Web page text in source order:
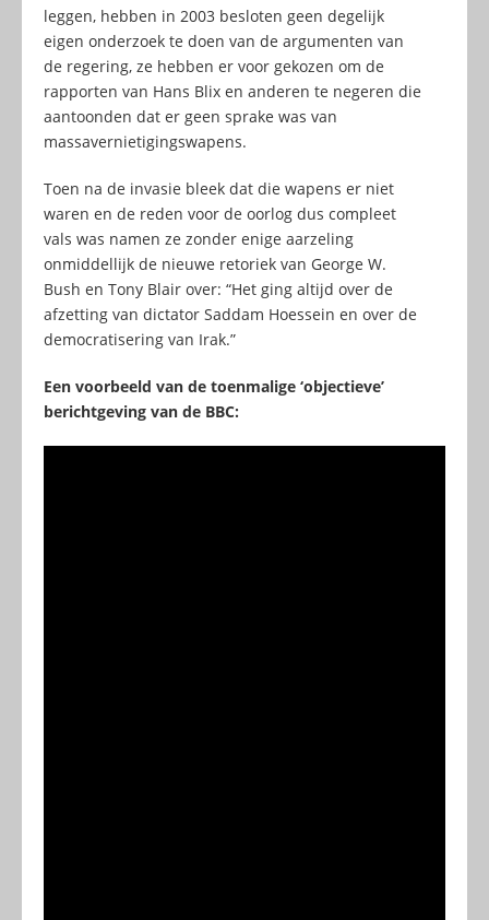
leggen, hebben in 2003 besloten geen degelijk
eigen onderzoek te doen van de argumenten van
de regering, ze hebben er voor gekozen om de
rapporten van Hans Blix en anderen te negeren die
aantoonden dat er geen sprake was van
massavernietigingswapens.
Toen na de invasie bleek dat die wapens er niet
waren en de reden voor de oorlog dus compleet
vals was namen ze zonder enige aarzeling
onmiddellijk de nieuwe retoriek van George W.
Bush en Tony Blair over: “Het ging altijd over de
afzetting van dictator Saddam Hoessein en over de
democratisering van Irak.”
Een voorbeeld van de toenmalige ‘objectieve’
berichtgeving van de BBC: